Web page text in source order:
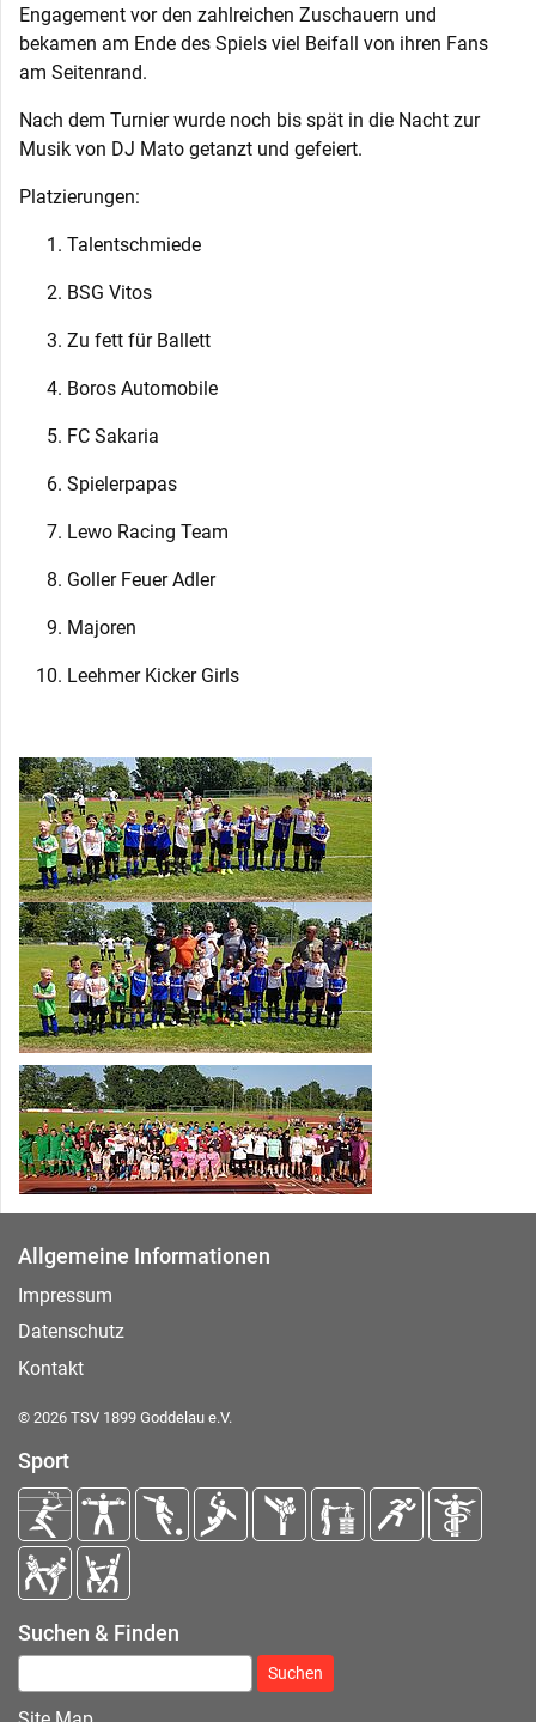
Engagement vor den zahlreichen Zuschauern und
bekamen am Ende des Spiels viel Beifall von ihren Fans
am Seitenrand.
Nach dem Turnier wurde noch bis spät in die Nacht zur
Musik von DJ Mato getanzt und gefeiert.
Platzierungen:
Talentschmiede
BSG Vitos
Zu fett für Ballett
Boros Automobile
FC Sakaria
Spielerpapas
Lewo Racing Team
Goller Feuer Adler
Majoren
Leehmer Kicker Girls
Allgemeine Informationen
Impressum
Datenschutz
Kontakt
© 2026 TSV 1899 Goddelau e.V.
Sport
Suchen & Finden